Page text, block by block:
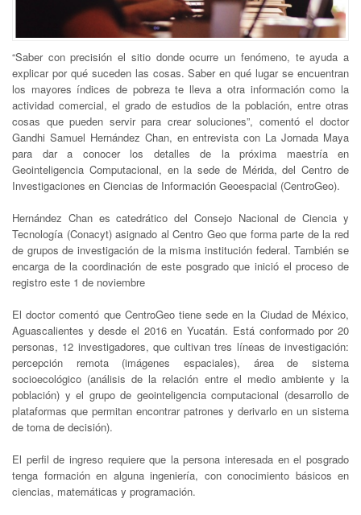
“Saber con precisión el sitio donde ocurre un fenómeno, te ayuda a
explicar por qué suceden las cosas. Saber en qué lugar se encuentran
los mayores índices de pobreza te lleva a otra información como la
actividad comercial, el grado de estudios de la población, entre otras
cosas que pueden servir para crear soluciones”, comentó el doctor
Gandhi Samuel Hernández Chan, en entrevista con La Jornada Maya
para dar a conocer los detalles de la próxima maestría en
Geointeligencia Computacional, en la sede de Mérida, del Centro de
Investigaciones en Ciencias de Información Geoespacial (CentroGeo).
Hernández Chan es catedrático del Consejo Nacional de Ciencia y
Tecnología (Conacyt) asignado al Centro Geo que forma parte de la red
de grupos de investigación de la misma institución federal. También se
encarga de la coordinación de este posgrado que inició el proceso de
registro este 1 de noviembre
El doctor comentó que CentroGeo tiene sede en la Ciudad de México,
Aguascalientes y desde el 2016 en Yucatán. Está conformado por 20
personas, 12 investigadores, que cultivan tres líneas de investigación:
percepción remota (imágenes espaciales), área de sistema
socioecológico (análisis de la relación entre el medio ambiente y la
población) y el grupo de geointeligencia computacional (desarrollo de
plataformas que permitan encontrar patrones y derivarlo en un sistema
de toma de decisión).
El perfil de ingreso requiere que la persona interesada en el posgrado
tenga formación en alguna ingeniería, con conocimiento básicos en
ciencias, matemáticas y programación.